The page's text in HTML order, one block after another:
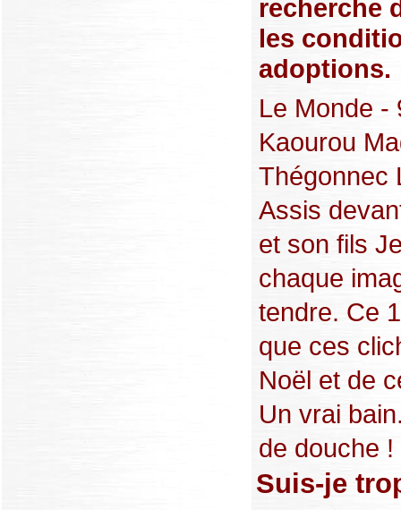
recherche
les
adoptions.
Le Monde -
Kaourou
Thégonnec
Assis
et son fils
chaque
tendre. Ce
que ces
Noël et de
Un vrai
de douche
Suis-je